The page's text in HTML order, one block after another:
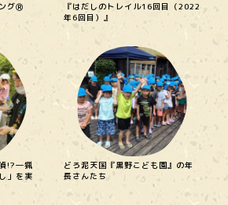
グⓇ
『はだしのトレイル16回目（2022
年6回目）』
!?―猟
」を実
どろ泥天国『黒野こども園』の年
長さんたち